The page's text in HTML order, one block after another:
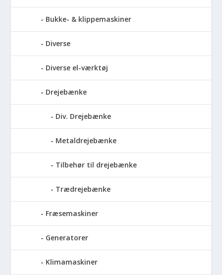
Bukke- & klippemaskiner
Diverse
Diverse el-værktøj
Drejebænke
Div. Drejebænke
Metaldrejebænke
Tilbehør til drejebænke
Trædrejebænke
Fræsemaskiner
Generatorer
Klimamaskiner